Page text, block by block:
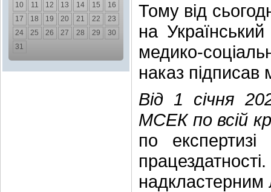
10
11 12 13 14 15
16
17
18 19 20 21 22
23
24
25 26 27 28 29
30
31
Тому від
на
медико-
наказ підписав
Від 1 січня
МСЕК по всій
по експертизі
надкластерним